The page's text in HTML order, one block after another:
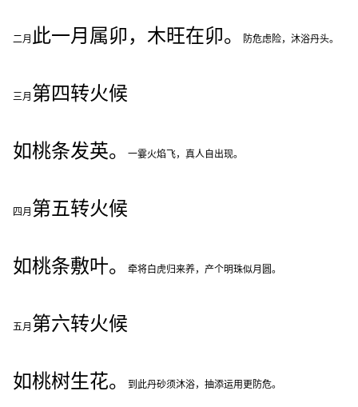
二月 此一月属卯，木旺在卯。 防危虑险，沐浴丹头。
三月 第四转火候
如桃条发英。 一霎火焰飞，真人自出现。
四月 第五转火候
如桃条敷叶。 牵将白虎归来养，产个明珠似月圆。
五月 第六转火候
如桃树生花。 到此丹砂须沐浴，抽添运用更防危。